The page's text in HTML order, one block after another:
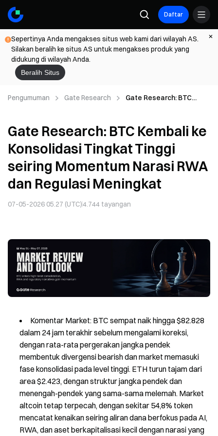
Daftar
Sepertinya Anda mengakses situs web kami dari wilayah AS.
Silakan beralih ke situs AS untuk mengakses produk yang
didukung di wilayah Anda.
Beralih Situs
Pengumuman Gate Research
Gate Research: BTC
Momentum Narasi RWA
dan Regulasi Meningkat
Gate Research: BTC Kembali ke
Konsolidasi Tingkat Tinggi
seiring Momentum Narasi RWA
dan Regulasi Meningkat
07-05-2026 05.27 (UTC)4.744 tayangan
Komentar Market: BTC sempat naik hingga $82.828
dalam 24 jam terakhir sebelum mengalami koreksi,
dengan rata-rata pergerakan jangka pendek
membentuk divergensi bearish dan market memasuki
fase konsolidasi pada level tinggi. ETH turun tajam dari
area $2.423, dengan struktur jangka pendek dan
menengah-pendek yang sama-sama melemah. Market
altcoin tetap terpecah, dengan sekitar 54,8% token
mencatat kenaikan seiring aliran dana berfokus pada AI,
RWA, dan aset berkapitalisasi kecil dengan narasi yang